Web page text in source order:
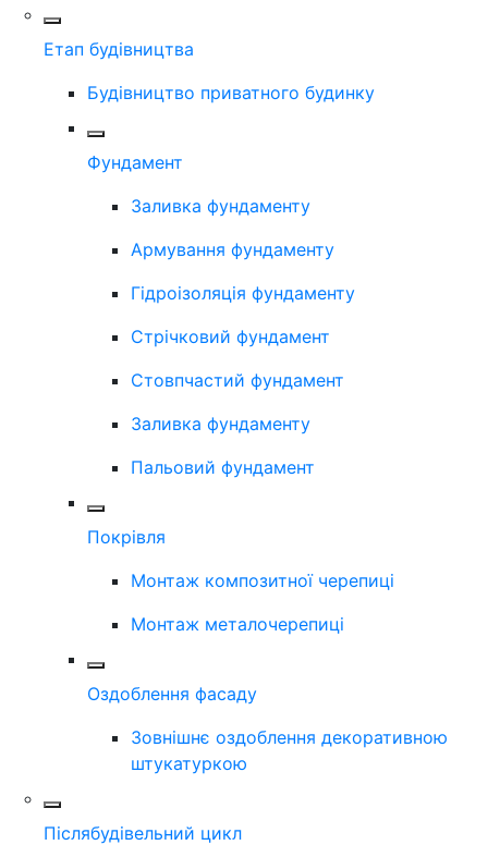
Етап будівництва
Будівництво приватного будинку
Фундамент
Заливка фундаменту
Армування фундаменту
Гідроізоляція фундаменту
Стрічковий фундамент
Стовпчастий фундамент
Заливка фундаменту
Пальовий фундамент
Покрівля
Монтаж композитної черепиці
Монтаж металочерепиці
Оздоблення фасаду
Зовнішнє оздоблення декоративною
штукатуркою
Післябудівельний цикл